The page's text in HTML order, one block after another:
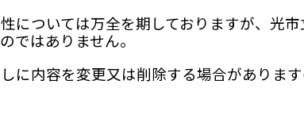
については万全を期しておりますが、光
ではありません。
に内容を変更又は削除する場合がありま